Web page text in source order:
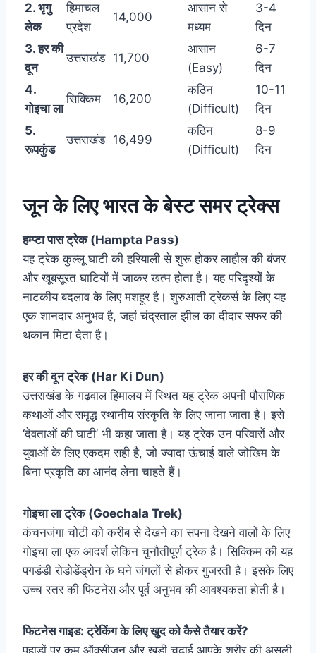
2. भृगु
लेक
हिमाचल
प्रदेश
14,000
आसान से
मध्यम
3-4
दिन
3. हर की
दून
उत्तराखंड 11,700
आसान
(Easy)
6-7
दिन
4.
गोइचा ला
सिक्किम 16,200
कठिन
(Difficult)
10-11
दिन
5.
रूपकुंड
उत्तराखंड 16,499
कठिन
(Difficult)
8-9
दिन
जून के लिए भारत के बेस्ट समर ट्रेक्स
हम्प्टा पास ट्रेक (Hampta Pass)
यह ट्रेक कुल्लू घाटी की हरियाली से शुरू होकर लाहौल की बंजर
और खूबसूरत घाटियों में जाकर खत्म होता है। यह परिदृश्यों के
नाटकीय बदलाव के लिए मशहूर है। शुरुआती ट्रेकर्स के लिए यह
एक शानदार अनुभव है, जहां चंद्रताल झील का दीदार सफर की
थकान मिटा देता है।
हर की दून ट्रेक (Har Ki Dun)
उत्तराखंड के गढ़वाल हिमालय में स्थित यह ट्रेक अपनी पौराणिक
कथाओं और समृद्ध स्थानीय संस्कृति के लिए जाना जाता है। इसे
‘देवताओं की घाटी’ भी कहा जाता है। यह ट्रेक उन परिवारों और
युवाओं के लिए एकदम सही है, जो ज्यादा ऊंचाई वाले जोखिम के
बिना प्रकृति का आनंद लेना चाहते हैं।
गोइचा ला ट्रेक (Goechala Trek)
कंचनजंगा चोटी को करीब से देखने का सपना देखने वालों के लिए
गोइचा ला एक आदर्श लेकिन चुनौतीपूर्ण ट्रेक है। सिक्किम की यह
पगडंडी रोडोडेंड्रोन के घने जंगलों से होकर गुजरती है। इसके लिए
उच्च स्तर की फिटनेस और पूर्व अनुभव की आवश्यकता होती है।
फिटनेस गाइड: ट्रेकिंग के लिए खुद को कैसे तैयार करें?